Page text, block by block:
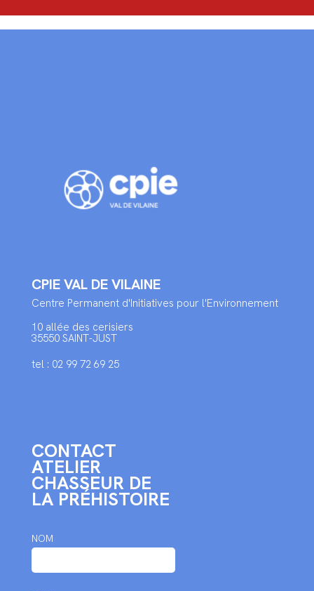
CPIE VAL DE VILAINE
Centre Permanent d'Initiatives pour l'Environnement
10 allée des cerisiers
35550 SAINT-JUST
tel : 02 99 72 69 25
CONTACT
ATELIER
CHASSEUR DE
LA PRÉHISTOIRE
NOM